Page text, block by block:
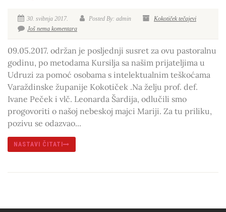
30. svibnja 2017. Posted By: admin
Kokotiček tečajevi
Još nema komentara
09.05.2017. održan je posljednji susret za ovu pastoralnu
godinu, po metodama Kursilja sa našim prijateljima u
Udruzi za pomoć osobama s intelektualnim teškoćama
Varaždinske županije Kokotiček .Na želju prof. def.
Ivane Peček i vlč. Leonarda Šardija, odlučili smo
progovoriti o našoj nebeskoj majci Mariji. Za tu priliku,
pozivu se odazvao...
NASTAVI ČITATI